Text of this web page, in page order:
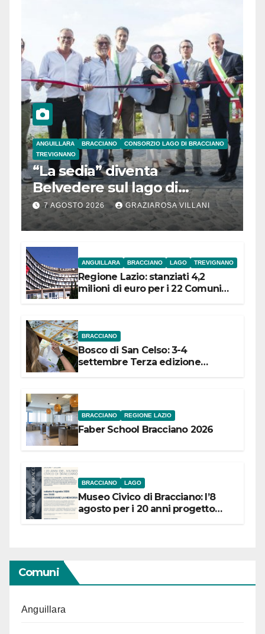
ANGUILLARA BRACCIANO
CONSORZIO LAGO DI BRACCIANO
TREVIGNANO
“La sedia” diventa
Belvedere sul lago di
Bracciano: ieri
l’inaugurazione
7 AGOSTO 2026 GRAZIAROSA VILLANI
ANGUILLARA BRACCIANO LAGO TREVIGNANO
Regione Lazio: stanziati 4,2
milioni di euro per i 22 Comuni
BRACCIANO
Bosco di San Celso: 3-4
settembre Terza edizione
BRACCIANO REGIONE LAZIO
Faber School Bracciano 2026
BRACCIANO LAGO
Museo Civico di Bracciano: l’8
agosto per i 20 anni progetto
Comuni
Anguillara